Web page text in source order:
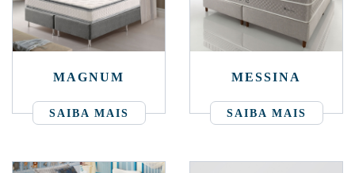
MAGNUM
SAIBA MAIS
MESSINA
SAIBA MAIS